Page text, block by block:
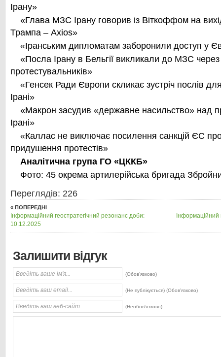
Ірану»
«Глава МЗС Ірану говорив із Віткоффом на
Трампа – Axios»
«Іранським дипломатам заборонили доступ у
«Посла Ірану в Бельгії викликали до МЗС
протестувальників»
«Генсек Ради Європи скликає зустріч послів
Ірані»
«Макрон засудив «державне насильство» над
Ірані»
«Каллас не виключає посилення санкцій ЄС
придушення протестів»
Аналітична група ГО «ЦККБ»
Фото: 45 окрема артилерійська бригада
Переглядів: 226
« ПОПЕРЕДНІ
Інформаційний геостратегічний резонанс доби:
10.12.2025
Інформаційний
Залишити відгук
(Обов'язково)
(Не публікується) (Обов'язково)
(Необов'язково)